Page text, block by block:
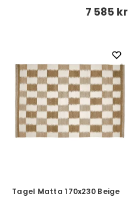
7 585 kr
Tagel Matta 170x230 Beige